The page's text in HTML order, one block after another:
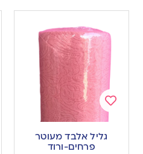
Add
wishlist
גליל אלבד מעוטר
פרחים-ורוד